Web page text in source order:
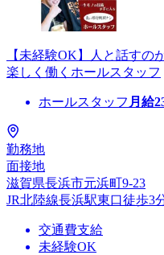
【未経験OK】人と話す
楽しく働くホールスタッフ
ホールスタッフ 月給
勤務地
面接地
滋賀県長浜市元浜町9-23
JR北陸線長浜駅東口徒歩3
交通費支給
未経験OK